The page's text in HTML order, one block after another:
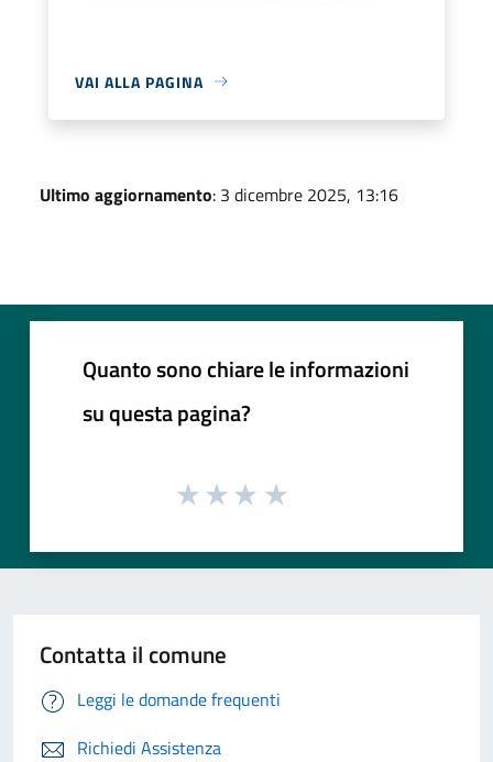
VAI ALLA PAGINA
Ultimo aggiornamento: 3 dicembre 2025, 13:16
Quanto sono chiare le informazioni
su questa pagina?
Contatta il comune
Leggi le domande frequenti
Richiedi Assistenza